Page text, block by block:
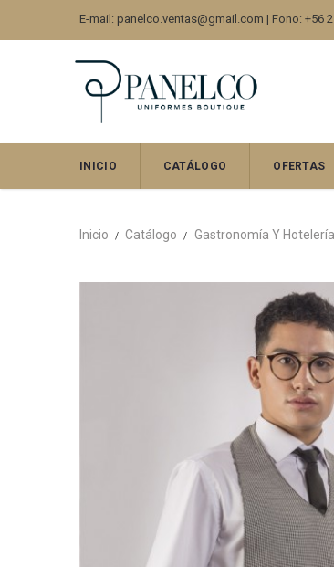
E-mail: panelco.ventas@gmail.com | Fono: +56
INICIO CATÁLOGO OFERTAS
Inicio Catálogo Gastronomía Y Hotelería